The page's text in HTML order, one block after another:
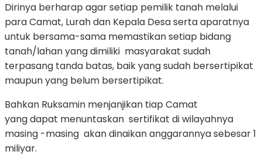
Dirinya berharap agar setiap pemilik tanah melalui
para Camat, Lurah dan Kepala Desa serta aparatnya
untuk bersama-sama memastikan setiap bidang
tanah/lahan yang dimiliki masyarakat sudah
terpasang tanda batas, baik yang sudah bersertipikat
maupun yang belum bersertipikat.
Bahkan Ruksamin menjanjikan tiap Camat
yang dapat menuntaskan sertifikat di wilayahnya
masing -masing akan dinaikan anggarannya sebesar 1
miliyar.